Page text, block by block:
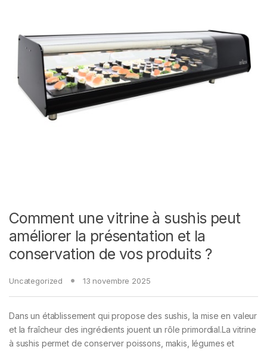
Comment une vitrine à sushis peut
améliorer la présentation et la
conservation de vos produits ?
Uncategorized 13 novembre 2025
Dans un établissement qui propose des sushis, la mise en valeur
et la fraîcheur des ingrédients jouent un rôle primordial.La vitrine
à sushis permet de conserver poissons, makis, légumes et